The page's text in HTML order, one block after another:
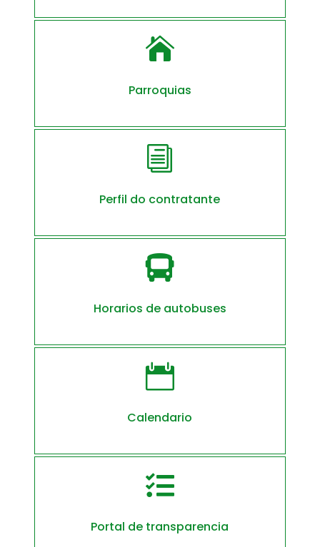

Parroquias
i
Perfil do contratante

Horarios de autobuses

Calendario

Portal de transparencia